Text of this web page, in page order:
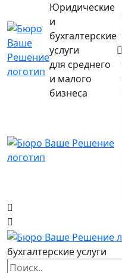
Юридические
и
бухгалтерские
услуги
для среднего
и малого
бизнеса
бухгалтерские услуги